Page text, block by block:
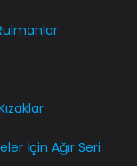
İçin Ağır Seri